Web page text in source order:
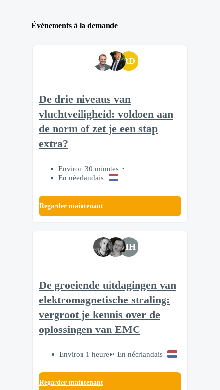
Événements à la demande
RD
De drie niveaus van
vluchtveiligheid: voldoen aan
de norm of zet je een stap
extra?
Environ 30 minutes
En néerlandais
Regarder maintenant
HH
De groeiende uitdagingen van
elektromagnetische straling:
vergroot je kennis over de
oplossingen van EMC
Environ 1 heure En néerlandais
Regarder maintenant